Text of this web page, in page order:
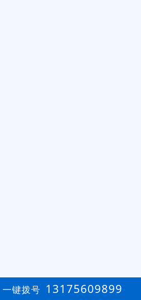
一键拨号 13175609899